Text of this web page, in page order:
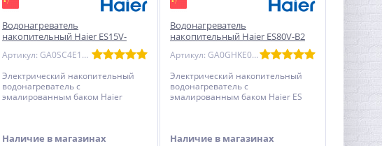
Водонагреватель
накопительный Haier ES15V-
Q1(R) эмаль - плоский
Артикул: GA0SC4E1CRU
Электрический накопительный
водонагреватель с
эмалированным баком Haier
Наличие в магазинах
Водонагреватель
накопительный Haier ES80V-B2
Артикул: GA0GHKE00RU
Электрический накопительный
водонагреватель с
эмалированным баком Haier ES
Наличие в магазинах